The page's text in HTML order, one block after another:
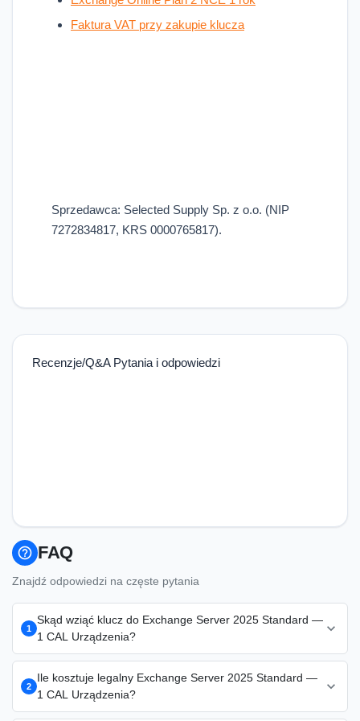
Faktura VAT przy zakupie klucza
Sprzedawca: Selected Supply Sp. z o.o. (NIP
7272834817, KRS 0000765817).
Recenzje/Q&A Pytania i odpowiedzi
help_outline FAQ
Znajdź odpowiedzi na częste pytania
1
Skąd wziąć klucz do Exchange Server 2025 Standard —
1 CAL Urządzenia?
expand_more
dla biznesu kupisz w KluczeSoft.pl — oryginalna licencja
korporacyjna 245 zł, faktura VAT 23%, dostawa e-mailem w 1-
2
Ile kosztuje legalny Exchange Server 2025 Standard —
1 CAL Urządzenia?
expand_more